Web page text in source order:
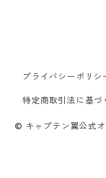
シューズ / サンダル
ファーラン・コンサ
サークーン・コン
マスク
プライバシーポリシ
特定商取引法に基づ
© キャプテン翼公式オ